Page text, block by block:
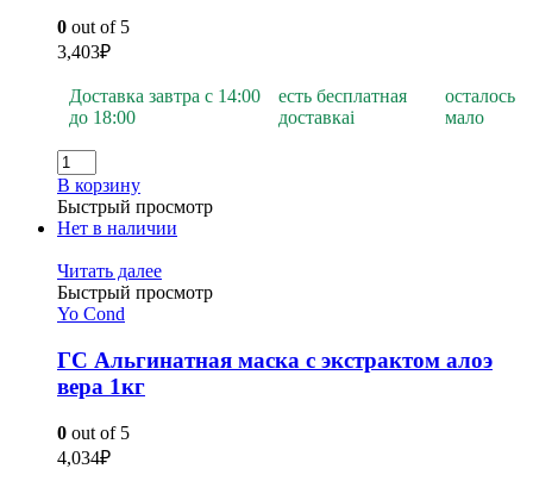
0 out of 5
3,403₽
Доставка завтра с 14:00
до 18:00
есть бесплатная
доставкаi
осталось
мало
В корзину
Быстрый просмотр
Нет в наличии
Читать далее
Быстрый просмотр
Yo Cond
ГС Альгинатная маска с экстрактом алоэ
вера 1кг
0 out of 5
4,034₽